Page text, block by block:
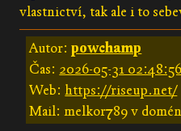
vlastnictví, tak ale i to
Autor:powchamp
Čas: 2026-05-31 02:48:56
Web:https://riseup.net/
Mail: melkor789 v